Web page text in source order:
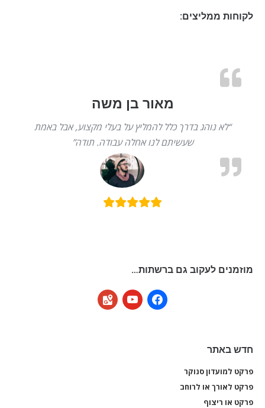
לקוחות ממליצים:
מאור בן משה
“לא נוהג בדרך כלל להמליץ על בעלי מקצוע, אבל באמת
שעשיתם לנו אחלה עבודה. תודה”
מוזמנים לעקוב גם ברשתות…
facebook
youtube
google-
maps
חדש באתר
פרקט למועדון סנוקר
פרקט לאורך או לרוחב
פרקט או ריצוף